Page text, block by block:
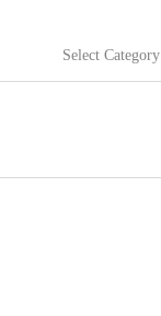
Select Category